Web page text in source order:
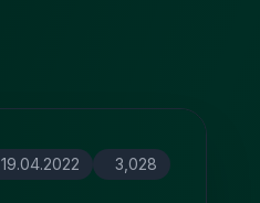
19.04.2022 3,028